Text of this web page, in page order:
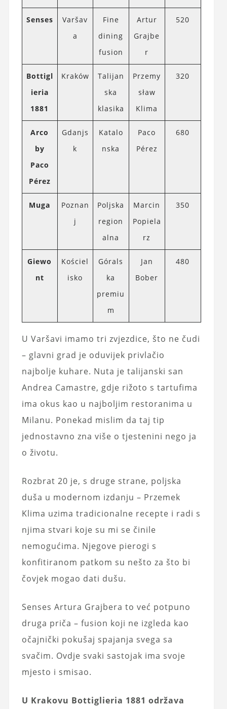
Senses
Varšav
a
Fine
dining
fusion
Artur
Grajbe
r
520
Bottigl
ieria
1881
Kraków
Talijan
ska
klasika
Przemy
sław
Klima
320
Arco
by
Paco
Pérez
Gdanjs
k
Katalo
nska
Paco
Pérez
680
Muga
Poznan
j
Poljska
region
alna
Marcin
Popiela
rz
350
Giewo
nt
Kościel
isko
Górals
ka
premiu
m
Jan
Bober
480
U Varšavi imamo tri zvjezdice, što ne čudi
– glavni grad je oduvijek privlačio
najbolje kuhare. Nuta je talijanski san
Andrea Camastre, gdje rižoto s tartufima
ima okus kao u najboljim restoranima u
Milanu. Ponekad mislim da taj tip
jednostavno zna više o tjestenini nego ja
o životu.
Rozbrat 20 je, s druge strane, poljska
duša u modernom izdanju – Przemek
Klima uzima tradicionalne recepte i radi s
njima stvari koje su mi se činile
nemogućima. Njegove pierogi s
konfitiranom patkom su nešto za što bi
čovjek mogao dati dušu.
Senses Artura Grajbera to već potpuno
druga priča – fusion koji ne izgleda kao
očajnički pokušaj spajanja svega sa
svačim. Ovdje svaki sastojak ima svoje
mjesto i smisao.
U Krakovu Bottiglieria 1881 održava